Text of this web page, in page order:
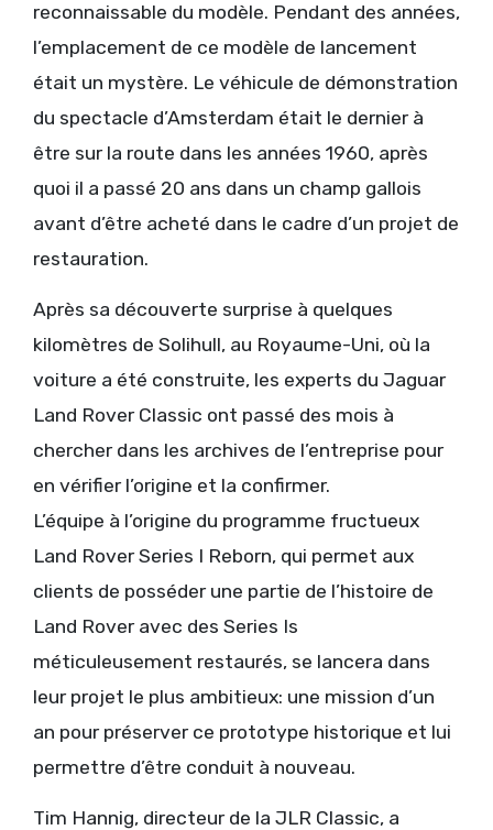
reconnaissable du modèle. Pendant des années,
l’emplacement de ce modèle de lancement
était un mystère. Le véhicule de démonstration
du spectacle d’Amsterdam était le dernier à
être sur la route dans les années 1960, après
quoi il a passé 20 ans dans un champ gallois
avant d’être acheté dans le cadre d’un projet de
restauration.
Après sa découverte surprise à quelques
kilomètres de Solihull, au Royaume-Uni, où la
voiture a été construite, les experts du Jaguar
Land Rover Classic ont passé des mois à
chercher dans les archives de l’entreprise pour
en vérifier l’origine et la confirmer.
L’équipe à l’origine du programme fructueux
Land Rover Series I Reborn, qui permet aux
clients de posséder une partie de l’histoire de
Land Rover avec des Series Is
méticuleusement restaurés, se lancera dans
leur projet le plus ambitieux: une mission d’un
an pour préserver ce prototype historique et lui
permettre d’être conduit à nouveau.
Tim Hannig, directeur de la JLR Classic, a